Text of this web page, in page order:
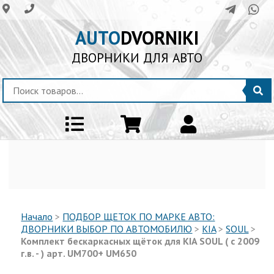
AUTODVORNIKI
ДВОРНИКИ ДЛЯ АВТО
Начало > ПОДБОР ЩЕТОК ПО МАРКЕ АВТО:
ДВОРНИКИ ВЫБОР ПО АВТОМОБИЛЮ > KIA>SOUL >
Комплект бескаркасных щёток для KIA SOUL ( с 2009
г.в. - ) арт. UM700+ UM650